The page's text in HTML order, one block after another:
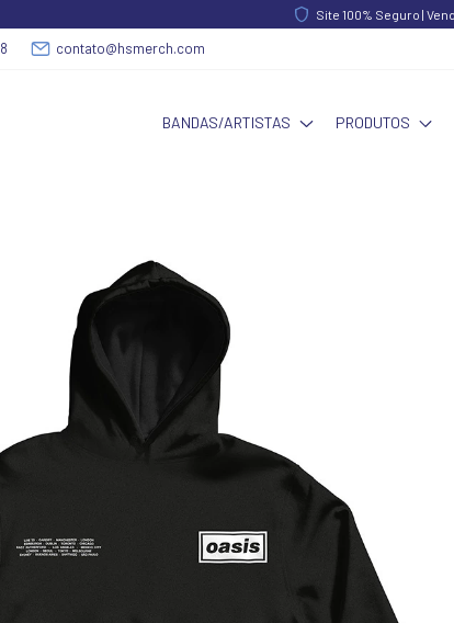
Site 100% Seguro | Vendedora Oficial
contato@hsmerch.com
BANDAS/ARTISTAS PRODUTOS